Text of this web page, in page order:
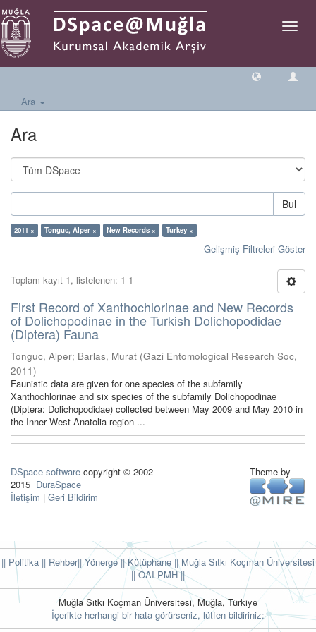
Geçiş
Ara
Ara
Bul
2011 × Tonguc, Alper × New Records × Turkey ×
Gelişmiş Filtreleri Göster
Toplam kayıt 1, listelenen: 1-1
First Record of Xanthochlorinae and New Records
of Dolichopodinae in the Turkish Dolichopodidae
(Diptera) Fauna
Tonguc, Alper; Barlas, Murat (Gazi Entomological Research Soc,
2011)
Faunistic data are given for one species of the subfamily
Xanthochlorinae and six species of the subfamily Dolichopodinae
(Diptera: Dolichopodidae) collected between May 2009 and May 2010 in
the Inner West Anatolia region ...
DSpace software copyright © 2002-
2015 DuraSpace
İletişim | Geri Bildirim
Theme by
|| Politika || Rehber|| Yönerge|| Kütüphane || Muğla Sıtkı Koçman Üniversitesi
||OAI-PMH ||
Muğla Sıtkı Koçman Üniversitesi, Muğla, Türkiye
İçerikte herhangi bir hata görürseniz, lütfen bildiriniz: